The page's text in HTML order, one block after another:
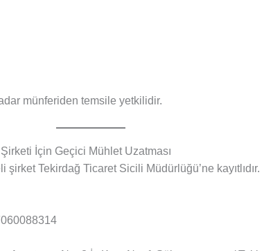
münferiden temsile yetkilidir.
İçin Geçici Mühlet Uzatması
Tekirdağ Ticaret Sicili Müdürlüğü’ne kayıtlıdır.